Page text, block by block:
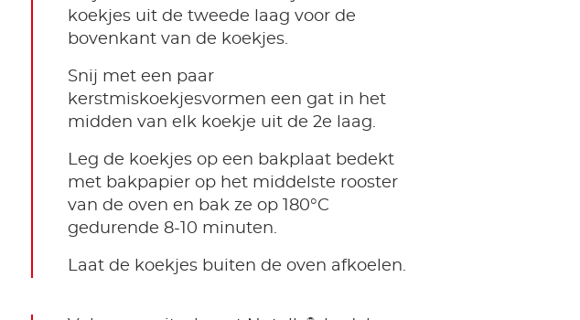
koekjes uit de tweede laag voor de
bovenkant van de koekjes.
Snij met een paar
kerstmiskoekjesvormen een gat in het
midden van elk koekje uit de 2e laag.
Leg de koekjes op een bakplaat bedekt
met bakpapier op het middelste rooster
van de oven en bak ze op 180°C
gedurende 8-10 minuten.
Laat de koekjes buiten de oven afkoelen.